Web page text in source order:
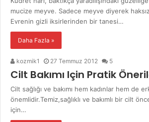
mucize meyve. Sadece meyve diyerek
Evrenin gizli iksirlerinden bir tanesi…
Daha Fazla »
kozmik1 27 Temmuz 2012 5
Cilt Bakımı Için Pratik
Cilt sağlığı ve bakımı hem kadınlar hem de
önemlidir.Temiz,sağlıklı ve bakımlı bir cilt
için…